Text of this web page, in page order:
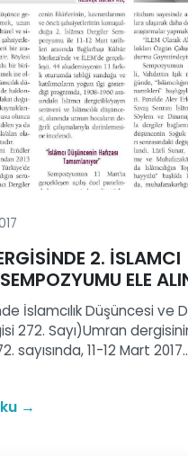
2. İSLAMCI
ELE
İslamcılık Düşüncesi ve
272. Sayı)Umran
sayısında, 11-12 Mart
→